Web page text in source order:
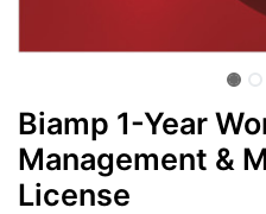
Biamp 1-Year
Management &
License